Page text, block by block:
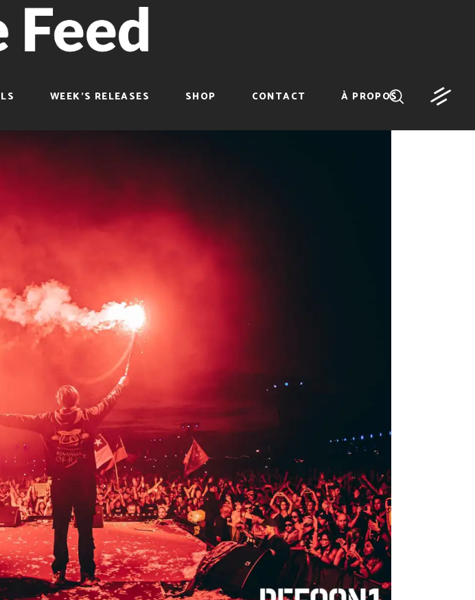
WEEK’S RELEASES SHOP CONTACT À PROPOS